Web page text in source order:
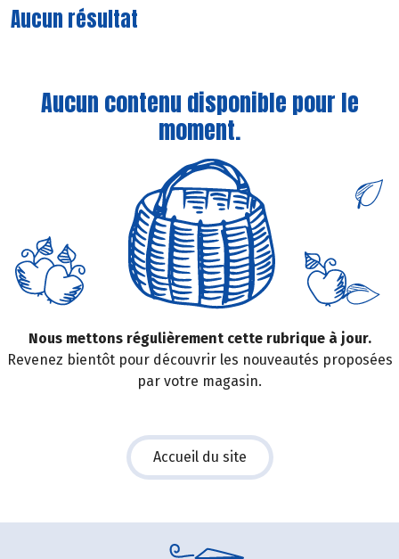
Aucun résultat
Aucun contenu disponible pour le
moment.
Nous mettons régulièrement cette rubrique à jour.
Revenez bientôt pour découvrir les nouveautés proposées
par votre magasin.
Accueil du site